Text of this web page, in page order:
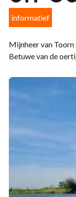
informatief
Mijnheer van Toorn
Betuwe van de